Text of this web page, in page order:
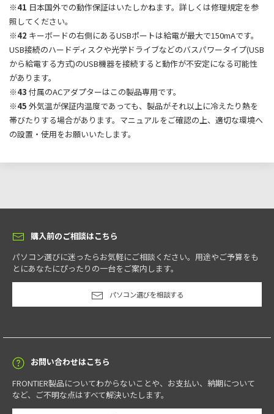
※41 日本国外での動作保証はいたしかねます。詳しくは修理規定を参
照してください。
※42 キーボードの右側にあるUSBポートは給電が最大で150mAです。
USB接続のハードディスクや光学ドライブなどのバスパワータイプ(USB
から給電する方式)のUSB機器を接続すると動作が不安定になる可能性
があります。
※43 付属のACアダプターはこの製品専用です。
※45 外気温が保証内温度であっても、製品がそれ以上に冷えたり熱を
帯びたりする場合があります。マニュアルをご確認の上、適切な環境へ
の設置・使用をお願いいたします。
購入前のご相談はこちら
パソコン選びに迷ったらお気軽にご相談ください。用途やご予算をも
とにあなたにぴったりの一台をご案内します。
パソコン選びを相談する
お問い合わせはこちら
FRONTIER製品についてわからないことや、お支払い、納期について
など、ご不明な点はすべて解決いたします。